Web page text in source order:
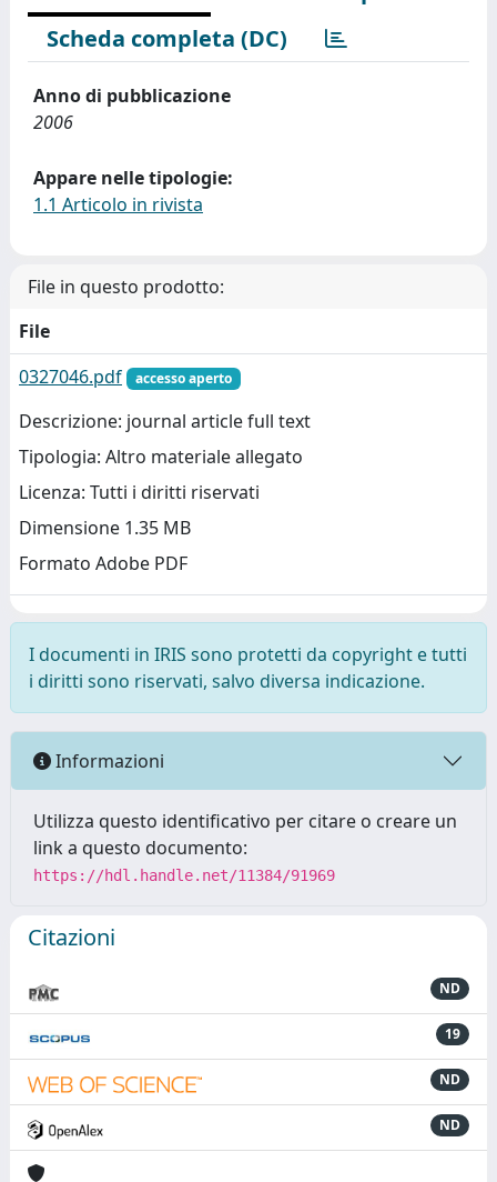
Scheda completa (DC)
Anno di pubblicazione
2006
Appare nelle tipologie:
1.1 Articolo in rivista
File in questo prodotto:
File
0327046.pdf
accesso aperto
Descrizione: journal article full text
Tipologia: Altro materiale allegato
Licenza: Tutti i diritti riservati
Dimensione 1.35 MB
Formato Adobe PDF
I documenti in IRIS sono protetti da copyright e tutti
i diritti sono riservati, salvo diversa indicazione.
Informazioni
Utilizza questo identificativo per citare o creare un
link a questo documento:
https://hdl.handle.net/11384/91969
Citazioni
ND
19
ND
ND